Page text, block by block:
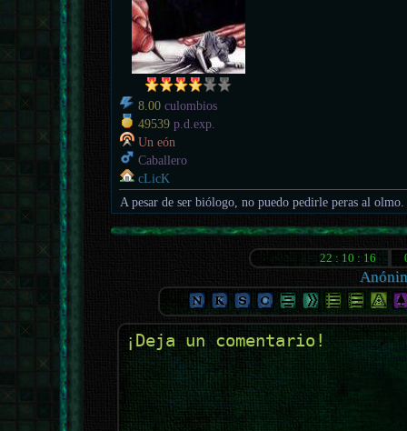
8.00 culombios
49539 p.d.exp.
Un eón
Caballero
cLicK
A pesar de ser biólogo, no puedo pedirle peras al olmo.